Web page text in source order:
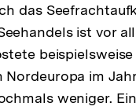
das
ist vor
im
weniger.